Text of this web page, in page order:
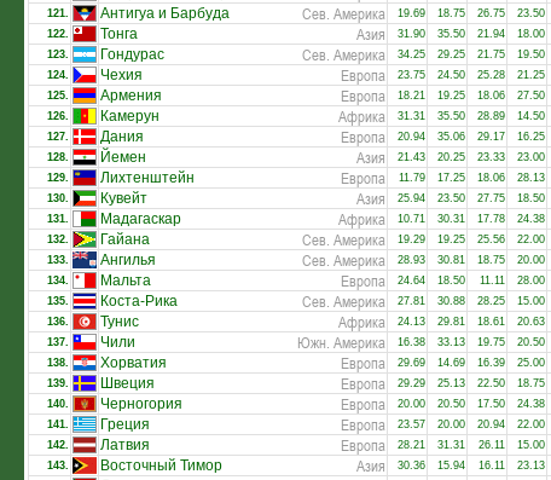
121. Антигуа и Барбуда Сев. Америка 19.69 18.75 26.75 23.50
122. Тонга Азия 31.90 35.50 21.94 18.00
123. Гондурас Сев. Америка 34.25 29.25 21.75 19.50
124. Чехия Европа 23.75 24.50 25.28 21.25
125. Армения Европа 18.21 19.25 18.06 27.50
126. Камерун Африка 31.31 35.50 28.89 14.50
127. Дания Европа 20.94 35.06 29.17 16.25
128. Йемен Азия 21.43 20.25 23.33 23.00
129. Лихтенштейн Европа 11.79 17.25 18.06 28.13
130. Кувейт Азия 25.94 23.50 27.75 18.50
131. Мадагаскар Африка 10.71 30.31 17.78 24.38
132. Гайана Сев. Америка 19.29 19.25 25.56 22.00
133. Ангилья Сев. Америка 28.93 30.81 18.75 20.00
134. Мальта Европа 24.64 18.50 11.11 28.00
135. Коста-Рика Сев. Америка 27.81 30.88 28.25 15.00
136. Тунис Африка 24.13 29.81 18.61 20.63
137. Чили Южн. Америка 16.38 33.13 19.75 20.50
138. Хорватия Европа 29.69 14.69 16.39 25.00
139. Швеция Европа 29.29 25.13 22.50 18.75
140. Черногория Европа 20.00 20.50 17.50 24.38
141. Греция Европа 23.57 20.00 20.94 22.00
142. Латвия Европа 28.21 31.31 26.11 15.00
143. Восточный Тимор Азия 30.36 15.94 16.11 23.13